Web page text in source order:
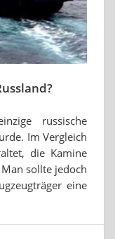
russische
Im Vergleich
die Kamine
sollte jedoch
eine